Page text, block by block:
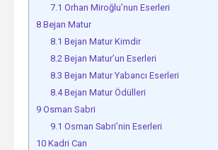
7.1 Orhan Miroğlu’nun Eserleri
8 Bejan Matur
8.1 Bejan Matur Kimdir
8.2Bejan Matur’un Eserleri
8.3 Bejan Matur Yabancı Eserleri
8.4Bejan Matur Ödülleri
9 Osman Sabri
9.1 Osman Sabri’nin Eserleri
10 Kadri Can